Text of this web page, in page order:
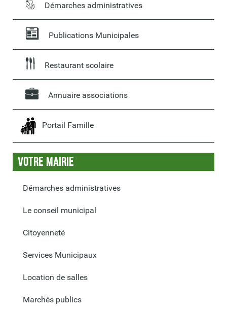
Démarches administratives
Publications Municipales
Restaurant scolaire
Annuaire associations
Portail Famille
Votre Mairie
Démarches administratives
Le conseil municipal
Citoyenneté
Services Municipaux
Location de salles
Marchés publics